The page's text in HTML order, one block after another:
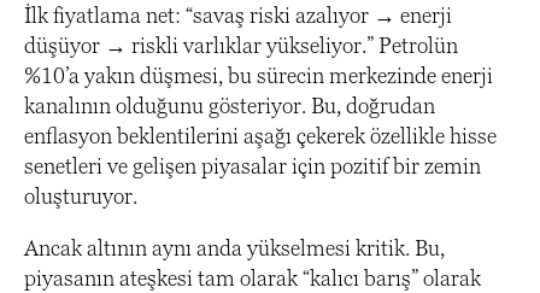
İlk fiyatlama net: “savaş riski azalıyor → enerji
düşüyor → riskli varlıklar yükseliyor.” Petrolün
%10’a yakın düşmesi, bu sürecin merkezinde enerji
kanalının olduğunu gösteriyor. Bu, doğrudan
enflasyon beklentilerini aşağı çekerek özellikle hisse
senetleri ve gelişen piyasalar için pozitif bir zemin
oluşturuyor.
Ancak altının aynı anda yükselmesi kritik. Bu,
piyasanın ateşkesi tam olarak “kalıcı barış” olarak